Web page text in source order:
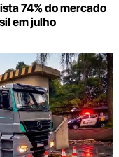
74% do mercado
em julho